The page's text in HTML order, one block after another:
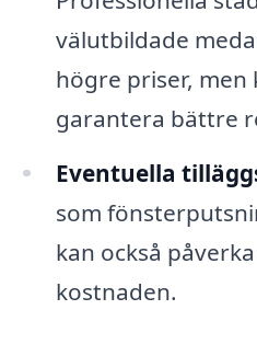
välutbildade
högre priser, men
garantera bättre
Eventuella
som
kan också
kostnaden.